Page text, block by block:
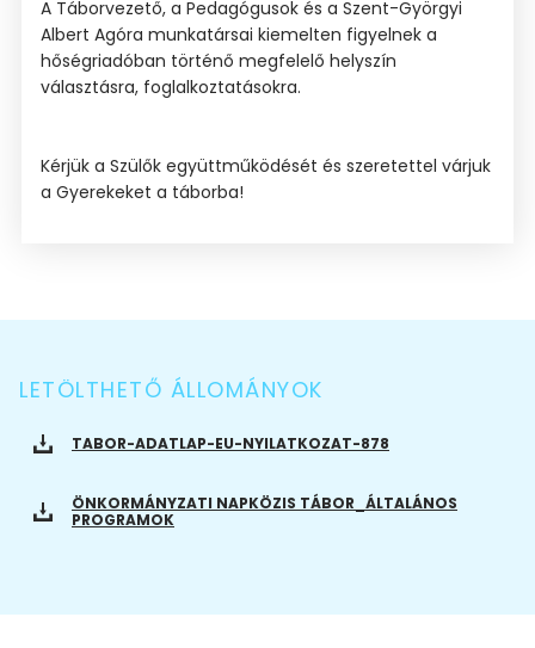
A Táborvezető, a Pedagógusok és a Szent-Györgyi
Albert Agóra munkatársai kiemelten figyelnek a
hőségriadóban történő megfelelő helyszín
választásra, foglalkoztatásokra.
Kérjük a Szülők együttműködését és szeretettel várjuk
a Gyerekeket a táborba!
LETÖLTHETŐ ÁLLOMÁNYOK
TABOR-ADATLAP-EU-NYILATKOZAT-878
ÖNKORMÁNYZATI NAPKÖZIS TÁBOR_ÁLTALÁNOS
PROGRAMOK